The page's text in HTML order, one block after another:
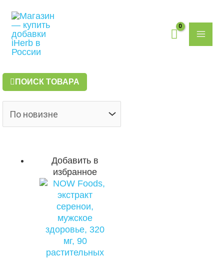
содержимому
ПОИСК ТОВАРА
Добавить в
избранное
товаров